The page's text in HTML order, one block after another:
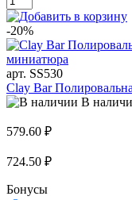
-20%
арт. SS530
Clay Bar
В
579.60 ₽
724.50 ₽
Бонусы